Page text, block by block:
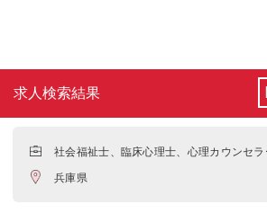
求人検索結果
社会福祉士、臨床心理士、心理カウンセ
兵庫県